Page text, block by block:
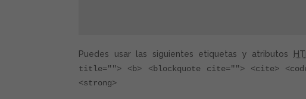
Puedes usar las siguientes etiquetas y atributos
title=""> <b> <blockquote cite=""> <cite>
<strong>